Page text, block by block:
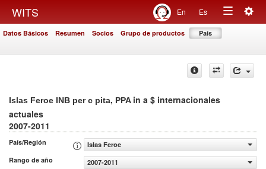
WITS En Es
Toggle
Datos Básicos Resumen Socios Grupo de productos País
Islas Feroe INB per c pita, PPA in a $ internacionales
actuales
2007-2011
País/Región
Islas Feroe
Rango de año
2007-2011